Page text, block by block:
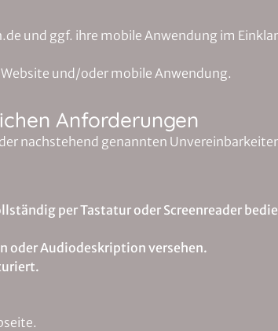
und ggf. ihre mobile Anwendung im
und/oder mobile Anwendung.
Anforderungen
nachstehend genannten
per Tastatur oder Screenreader
Audiodeskription versehen.